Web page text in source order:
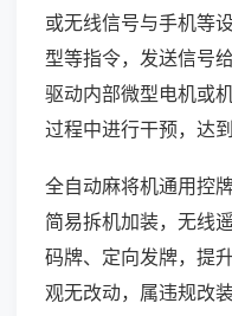
或无线信号与手机等
型等指令，发送信号
驱动内部微型电机或
过程中进行干预，达
全自动麻将机通用控
简易拆机加装，无线
码牌、定向发牌，提
观无改动，属违规改装